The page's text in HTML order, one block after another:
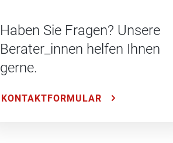
Haben Sie Fragen? Unsere
Berater_innen helfen Ihnen
gerne.
KONTAKTFORMULAR